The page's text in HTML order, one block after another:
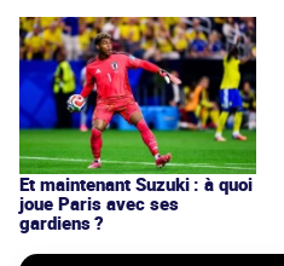
Et maintenant Suzuki : à quoi
joue Paris avec ses
gardiens ?